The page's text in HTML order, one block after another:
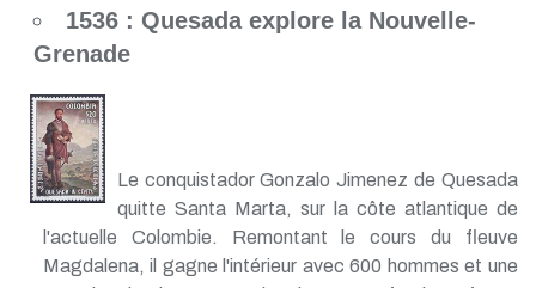
1536 : Quesada explore la Nouvelle-
Grenade
Le conquistador Gonzalo Jimenez de Quesada
quitte Santa Marta, sur la côte atlantique de
l'actuelle Colombie. Remontant le cours du fleuve
Magdalena, il gagne l'intérieur avec 600 hommes et une